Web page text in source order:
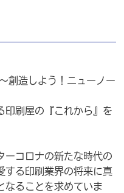
造しよう！ニューノー
刷屋の『これから』を
ーコロナの新たな時代の
する印刷業界の将来に真
なることを求めていま